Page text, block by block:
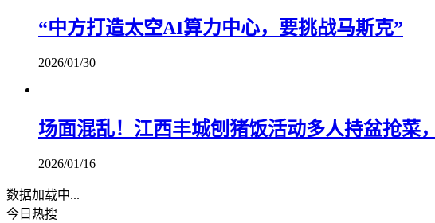
“中方打造太空AI算力中心，要挑战马斯克”
2026/01/30
场面混乱！江西丰城刨猪饭活动多人持盆抢菜
2026/01/16
数据加载中...
今日热搜